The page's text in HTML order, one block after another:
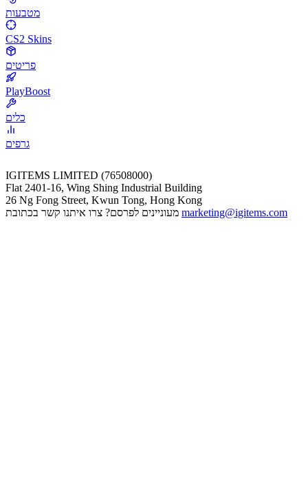
מטבעות
CS2 Skins
פריטים
PlayBoost
כלים
גרפים
IGITEMS LIMITED (76508000)
Flat 2401-16, Wing Shing Industrial Building
26 Ng Fong Street, Kwun Tong, Hong Kong
marketing@igitems.com